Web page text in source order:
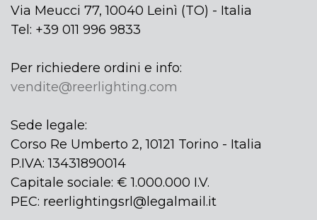
Via Meucci 77, 10040 Leinì (TO) - Italia
Tel: +39 011 996 9833
Per richiedere ordini e info:
vendite@reerlighting.com
Sede legale:
Corso Re Umberto 2, 10121 Torino - Italia
P.IVA: 13431890014
Capitale sociale: € 1.000.000 I.V.
PEC: reerlightingsrl@legalmail.it